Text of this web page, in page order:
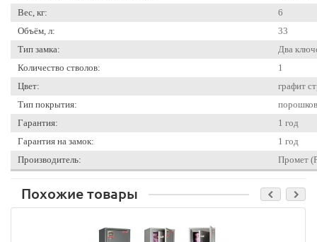
Вес, кг:
6
Объём, л:
33
Тип замка:
Два
Количество стволов:
1
Цвет:
графит
Тип покрытия:
Гарантия:
1 год
Гарантия на замок:
1 год
Производитель:
Промет
Похожие товары